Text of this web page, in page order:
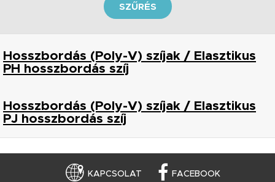
SZŰRÉS
Hosszbordás (Poly-V) szíjak / Elasztikus
PH hosszbordás szíj
Hosszbordás (Poly-V) szíjak / Elasztikus
PJ hosszbordás szíj
KAPCSOLAT FACEBOOK